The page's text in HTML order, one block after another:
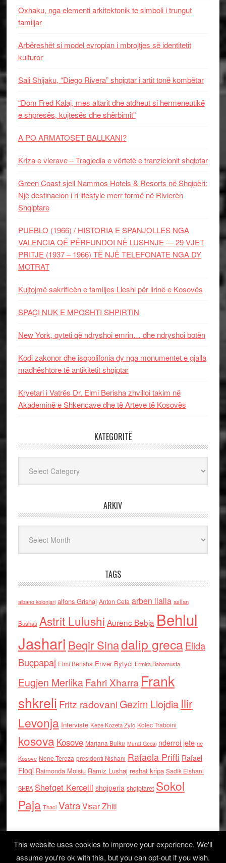
Oxhaku, nga elementi arkitektonik te simboli i trungut
familjar
Arbëreshët si model evropian i mbrojtjes së identitetit
kulturor
Sali Shijaku, “Diego Rivera” shqiptar i artit tonë kombëtar
“Dom Fred Kalaj, mes altarit dhe atdheut si hermeneutikë
e shpresës, kujtesës dhe shërbimit”
A PO ARMATOSET BALLKANI?
Kriza e vlerave – Tragjedia e vërtetë e tranzicionit shqiptar
Green Coast sjell Nammos Hotels & Resorts në Shqipëri:
Një destinacion i ri lifestyle merr formë në Rivierën
Shqiptare
PUEBLO (1966) / HISTORIA E SPANJOLLES NGA
VALENCIA QË PËRFUNDOI NË LUSHNJE — 29 VJET
PRITJE (1937 – 1966) TË NJË TELEFONATE NGA DY
MOTRAT
Kujtojmë sakrificën e familjes Lleshi për lirinë e Kosovës
SPAÇI NUK E MPOSHTI SHPIRTIN
New York, qyteti që ndryshoi emrin… dhe ndryshoi botën
Kodi zakonor dhe isopolifonia dy nga monumentet e gjalla
madhështore të antikitetit shqiptar
Kryetari i Vatrës Dr. Elmi Berisha zhvilloi takim në
Akademinë e Shkencave dhe të Arteve të Kosovës
KATEGORITË
ARKIV
TAGS
albano kolonjari alfons Grishaj Anton Cefa arben llalla asllan
Bushati Astrit Lulushi Aurenc Bebja Behlul
Jashari Beqir Sinadalip grecaElida
Buçpapaj Elmi Berisha Enver Bytyci Ermira Babamusta
Eugjen MerlikaFahri Xharra Frank
shkreli Fritz radovaniGezim Llojdia Ilir
Levonja Interviste Keze Kozeta Zylo Kolec Traboini
kosova Kosove Marjana Bulku Murat Gecaj nderroi jete ne
Kosove Nene Tereza presidenti Nishani Rafaela Prifti Rafael
Floqi Raimonda Moisiu Ramiz Lushaj reshat kripa Sadik Elshani
SHBA Shefqet Kercelli shqiperia shqiptaret Sokol
Paja Thaci VatraVisar Zhiti
This website uses cookies to improve your experience. We'll
assume you're ok with this, but you can opt-out if you wish.